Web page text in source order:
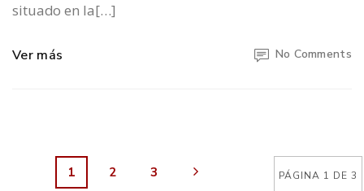
situado en la[…]
Ver más No Comments
PÁGINA 1 DE 3
1 2 3